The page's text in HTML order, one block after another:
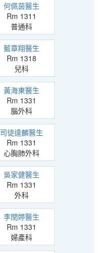
何佩茵醫生
Rm 1311
普通科
藍章翔醫生
Rm 1318
兒科
黃海東醫生
Rm 1331
腦外科
司徒達麟醫生
Rm 1331
心胸肺外科
吳家健醫生
Rm 1331
外科
李閏婷醫生
Rm 1331
婦產科